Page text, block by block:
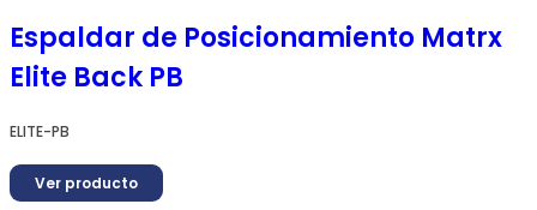
Espaldar de Posicionamiento Matrx
Elite Back PB
ELITE-PB
Ver producto